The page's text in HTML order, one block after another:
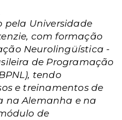
pela Universidade
com formação
Neurolingüística -
de Programação
tendo
e treinamentos de
na Alemanha e na
de